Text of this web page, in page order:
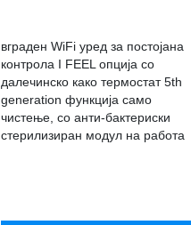
вграден WiFi уред за постојана
контрола I FEEL опција со
далечинско како термостат 5th
generation функција само
чистење, со анти-бактериски
стерилизиран модул на работа